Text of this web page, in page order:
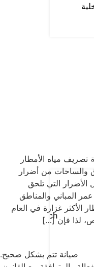
Deutsch
مياه الأمطار
من أضرار
التي تلحق
والمناطق
غزارة في العام
فإن […]
صيانة تتم بشكل صحيح.